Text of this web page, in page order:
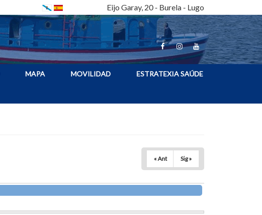
Eijo Garay, 20 - Burela - Lugo
MAPA MOVILIDAD ESTRATEXIA SAÚDE
« Ant Sig »